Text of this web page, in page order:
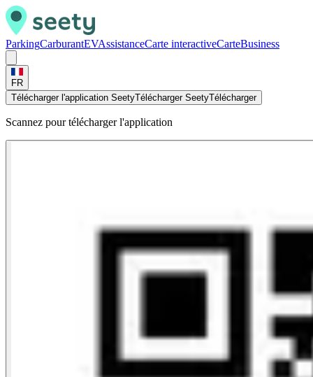
ParkingCarburantEVAssistanceCarte interactiveCarteBusiness
FR
Télécharger l'application SeetyTélécharger SeetyTélécharger
Scannez pour télécharger l'application